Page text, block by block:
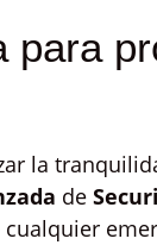
para
la
de